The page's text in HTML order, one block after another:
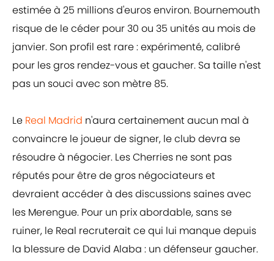
estimée à 25 millions d'euros environ. Bournemouth
risque de le céder pour 30 ou 35 unités au mois de
janvier. Son profil est rare : expérimenté, calibré
pour les gros rendez-vous et gaucher. Sa taille n'est
pas un souci avec son mètre 85.
Le Real Madrid n'aura certainement aucun mal à
convaincre le joueur de signer, le club devra se
résoudre à négocier. Les Cherries ne sont pas
réputés pour être de gros négociateurs et
devraient accéder à des discussions saines avec
les Merengue. Pour un prix abordable, sans se
ruiner, le Real recruterait ce qui lui manque depuis
la blessure de David Alaba : un défenseur gaucher.